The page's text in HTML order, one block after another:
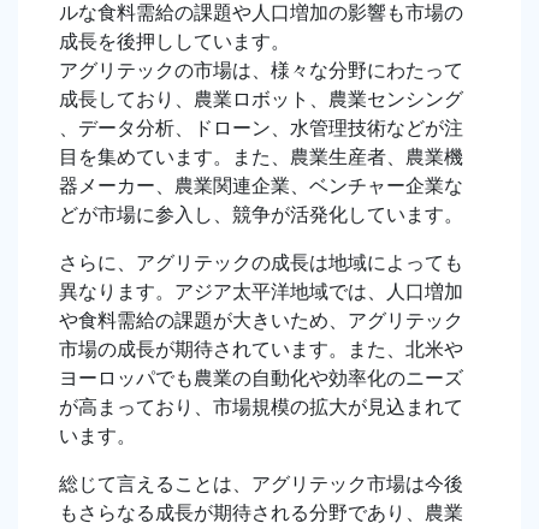
ルな食料需給の課題や人口増加の影響も市場の
成長を後押ししています。
アグリテックの市場は、様々な分野にわたって
成長しており、農業ロボット、農業センシング
、データ分析、ドローン、水管理技術などが注
目を集めています。また、農業生産者、農業機
器メーカー、農業関連企業、ベンチャー企業な
どが市場に参入し、競争が活発化しています。
さらに、アグリテックの成長は地域によっても
異なります。アジア太平洋地域では、人口増加
や食料需給の課題が大きいため、アグリテック
市場の成長が期待されています。また、北米や
ヨーロッパでも農業の自動化や効率化のニーズ
が高まっており、市場規模の拡大が見込まれて
います。
総じて言えることは、アグリテック市場は今後
もさらなる成長が期待される分野であり、農業